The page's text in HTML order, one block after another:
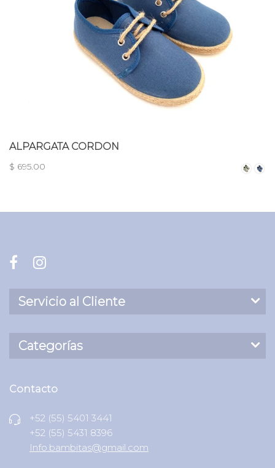
ALPARGATA CORDON
$ 695.00
Servicio al Cliente
Categorías
Contacto
+52 (55) 5401 3441
+52 (55) 5431 8396
Info.bambitas@gmail.com